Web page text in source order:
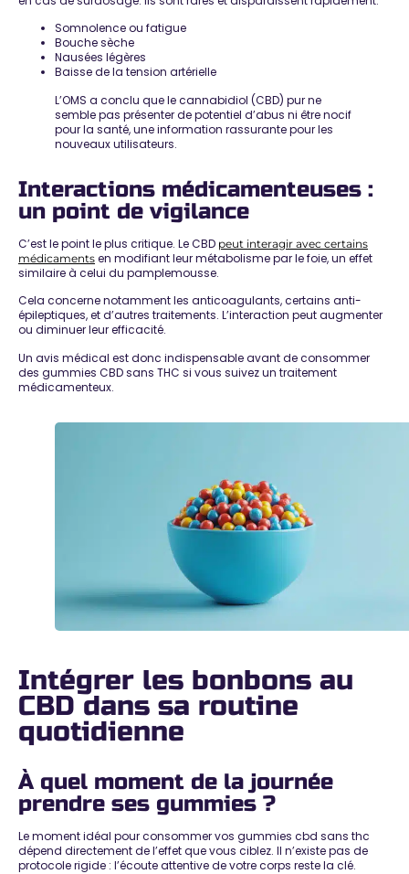
Somnolence ou fatigue
Bouche sèche
Nausées légères
Baisse de la tension artérielle
L’OMS a conclu que le cannabidiol (CBD) pur ne
semble pas présenter de potentiel d’abus ni être nocif
pour la santé, une information rassurante pour les
nouveaux utilisateurs.
Interactions médicamenteuses :
un point de vigilance
C’est le point le plus critique. Le CBD peut interagir avec certains
médicaments en modifiant leur métabolisme par le foie, un effet
similaire à celui du pamplemousse.
Cela concerne notamment les anticoagulants, certains anti-
épileptiques, et d’autres traitements. L’interaction peutaugmenter
ou diminuer leur efficacité.
Un avis médical est donc indispensableavant de consommer
des gummies CBD sans THC si vous suivez un traitement
médicamenteux.
Intégrer les bonbons au
CBD dans sa routine
quotidienne
À quel moment de la journée
prendre ses gummies ?
Le moment idéal pour consommer vos gummies cbd sans thc
dépend directement de l’effet que vous ciblez. Il n’existe pas de
protocole rigide : l’écoute attentive de votre corps reste la clé.